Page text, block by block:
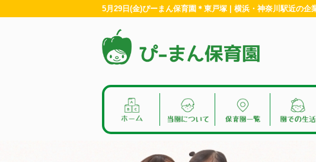
5月29日(金)ぴーまん保育園＊東戸塚 | 横浜・神奈川駅近の企